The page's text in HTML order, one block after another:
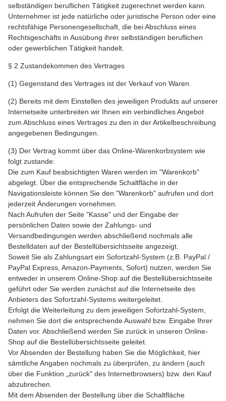
selbständigen beruflichen Tätigkeit zugerechnet werden kann.
Unternehmer ist jede natürliche oder juristische Person oder eine
rechtsfähige Personengesellschaft, die bei Abschluss eines
Rechtsgeschäfts in Ausübung ihrer selbständigen beruflichen
oder gewerblichen Tätigkeit handelt.
§ 2 Zustandekommen des Vertrages
(1) Gegenstand des Vertrages ist der Verkauf von Waren.
(2) Bereits mit dem Einstellen des jeweiligen Produkts auf unserer
Internetseite unterbreiten wir Ihnen ein verbindliches Angebot
zum Abschluss eines Vertrages zu den in der Artikelbeschreibung
angegebenen Bedingungen.
(3) Der Vertrag kommt über das Online-Warenkorbsystem wie
folgt zustande:
Die zum Kauf beabsichtigten Waren werden im "Warenkorb"
abgelegt. Über die entsprechende Schaltfläche in der
Navigationsleiste können Sie den "Warenkorb" aufrufen und dort
jederzeit Änderungen vornehmen.
Nach Aufrufen der Seite "Kasse" und der Eingabe der
persönlichen Daten sowie der Zahlungs- und
Versandbedingungen werden abschließend nochmals alle
Bestelldaten auf der Bestellübersichtsseite angezeigt.
Soweit Sie als Zahlungsart ein Sofortzahl-System (z.B. PayPal /
PayPal Express, Amazon-Payments, Sofort) nutzen, werden Sie
entweder in unserem Online-Shop auf die Bestellübersichtsseite
geführt oder Sie werden zunächst auf die Internetseite des
Anbieters des Sofortzahl-Systems weitergeleitet.
Erfolgt die Weiterleitung zu dem jeweiligen Sofortzahl-System,
nehmen Sie dort die entsprechende Auswahl bzw. Eingabe Ihrer
Daten vor. Abschließend werden Sie zurück in unseren Online-
Shop auf die Bestellübersichtsseite geleitet.
Vor Absenden der Bestellung haben Sie die Möglichkeit, hier
sämtliche Angaben nochmals zu überprüfen, zu ändern (auch
über die Funktion „zurück" des Internetbrowsers) bzw. den Kauf
abzubrechen.
Mit dem Absenden der Bestellung über die Schaltfläche